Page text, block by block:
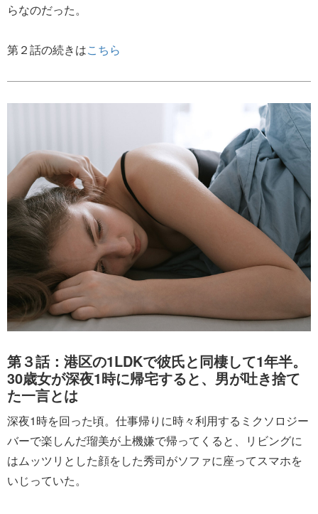
らなのだった。
第２話の続きはこちら
第３話：港区の1LDKで彼氏と同棲して1年半。
30歳女が深夜1時に帰宅すると、男が吐き捨て
た一言とは
深夜1時を回った頃。仕事帰りに時々利用するミクソロジー
バーで楽しんだ瑠美が上機嫌で帰ってくると、リビングに
はムッツリとした顔をした秀司がソファに座ってスマホを
いじっていた。